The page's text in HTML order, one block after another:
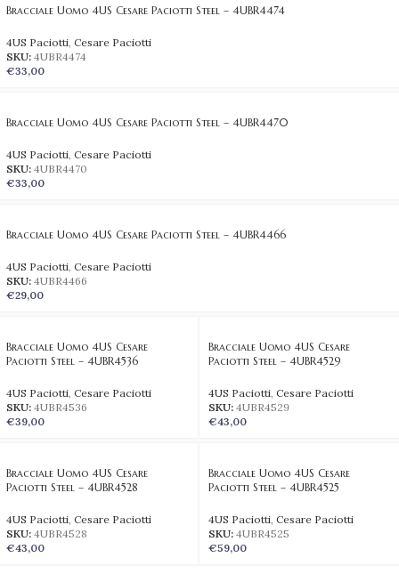
Bracciale Uomo 4US Cesare Paciotti Steel – 4UBR4474
4US Paciotti, Cesare Paciotti
SKU: 4UBR4474
€33,00
Bracciale Uomo 4US Cesare Paciotti Steel – 4UBR4470
4US Paciotti, Cesare Paciotti
SKU: 4UBR4470
€33,00
Bracciale Uomo 4US Cesare Paciotti Steel – 4UBR4466
4US Paciotti, Cesare Paciotti
SKU: 4UBR4466
€29,00
Bracciale Uomo 4US Cesare
Paciotti Steel – 4UBR4536
4US Paciotti, Cesare Paciotti
SKU: 4UBR4536
€39,00
Bracciale Uomo 4US Cesare
Paciotti Steel – 4UBR4529
4US Paciotti, Cesare Paciotti
SKU: 4UBR4529
€43,00
Bracciale Uomo 4US Cesare
Paciotti Steel – 4UBR4528
4US Paciotti, Cesare Paciotti
SKU: 4UBR4528
€43,00
Bracciale Uomo 4US Cesare
Paciotti Steel – 4UBR4525
4US Paciotti, Cesare Paciotti
SKU: 4UBR4525
€59,00